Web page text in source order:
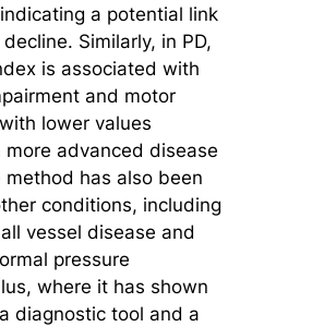
a potential link
Similarly, in PD,
is associated with
and motor
lower values
advanced disease
method has also been
conditions, including
vessel disease and
pressure
where it has shown
diagnostic tool and a